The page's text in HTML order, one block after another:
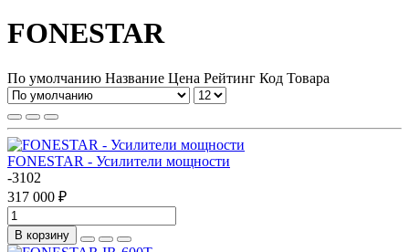
FONESTAR
По умолчанию Название Цена Рейтинг Код Товара
FONESTAR - Усилители мощности
-3102
317 000 ₽
В корзину